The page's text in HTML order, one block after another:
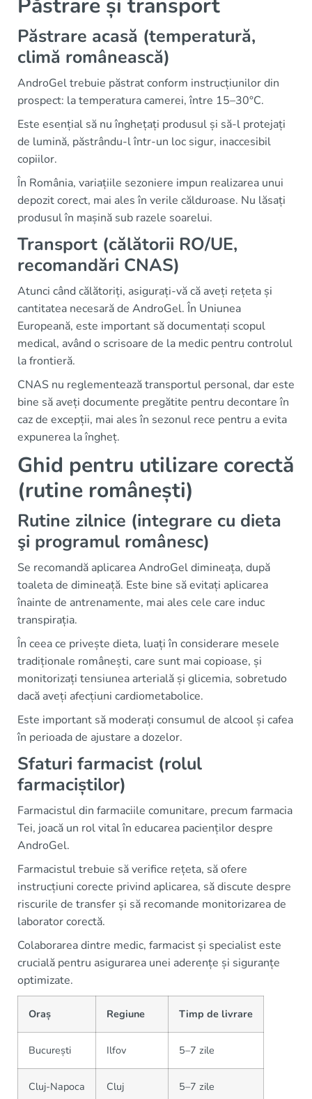
Păstrare și transport
Păstrare acasă (temperatură,
climă românească)
AndroGel trebuie păstrat conform instrucțiunilor din
prospect: la temperatura camerei, între 15–30°C.
Este esențial să nu înghețați produsul și să-l protejați
de lumină, păstrându-l într-un loc sigur, inaccesibil
copiilor.
În România, variațiile sezoniere impun realizarea unui
depozit corect, mai ales în verile călduroase. Nu lăsați
produsul în mașină sub razele soarelui.
Transport (călătorii RO/UE,
recomandări CNAS)
Atunci când călătoriți, asigurați-vă că aveți rețeta și
cantitatea necesară de AndroGel. În Uniunea
Europeană, este important să documentați scopul
medical, având o scrisoare de la medic pentru controlul
la frontieră.
CNAS nu reglementează transportul personal, dar este
bine să aveți documente pregătite pentru decontare în
caz de excepții, mai ales în sezonul rece pentru a evita
expunerea la îngheț.
Ghid pentru utilizare corectă
(rutine românești)
Rutine zilnice (integrare cu dieta
şi programul românesc)
Se recomandă aplicarea AndroGel dimineața, după
toaleta de dimineață. Este bine să evitați aplicarea
înainte de antrenamente, mai ales cele care induc
transpirația.
În ceea ce privește dieta, luați în considerare mesele
tradiționale românești, care sunt mai copioase, și
monitorizați tensiunea arterială și glicemia, sobretudo
dacă aveți afecțiuni cardiometabolice.
Este important să moderați consumul de alcool și cafea
în perioada de ajustare a dozelor.
Sfaturi farmacist (rolul
farmaciștilor)
Farmacistul din farmaciile comunitare, precum farmacia
Tei, joacă un rol vital în educarea pacienților despre
AndroGel.
Farmacistul trebuie să verifice rețeta, să ofere
instrucțiuni corecte privind aplicarea, să discute despre
riscurile de transfer și să recomande monitorizarea de
laborator corectă.
Colaborarea dintre medic, farmacist și specialist este
crucială pentru asigurarea unei aderențe și siguranțe
optimizate.
Oraș Regiune Timp de livrare
București Ilfov 5–7 zile
Cluj-Napoca Cluj 5–7 zile